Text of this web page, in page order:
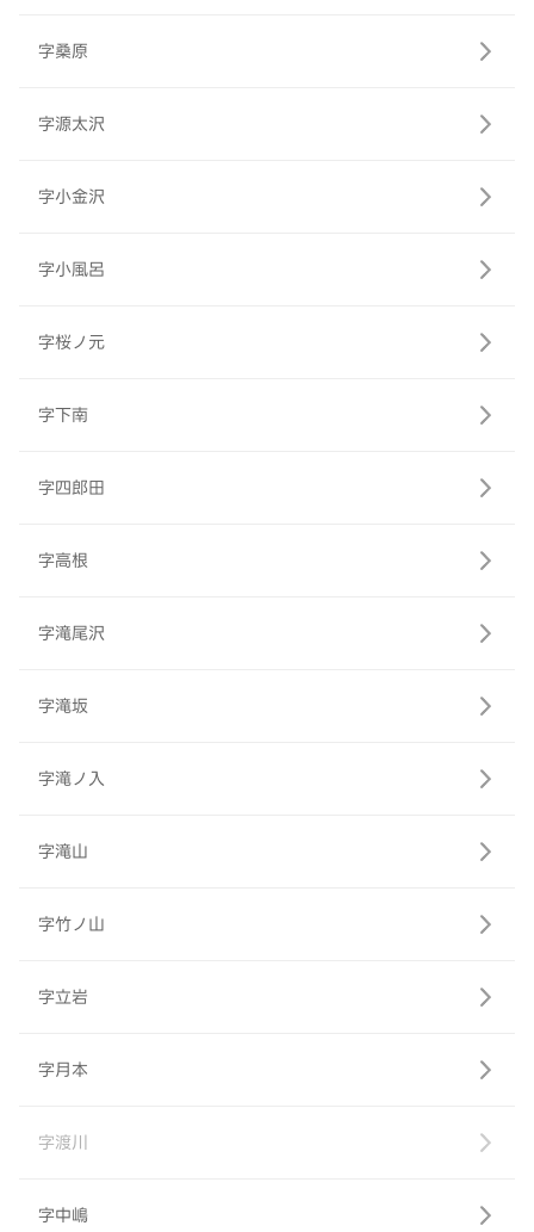
字桑原
字源太沢
字小金沢
字小風呂
字桜ノ元
字下南
字四郎田
字高根
字滝尾沢
字滝坂
字滝ノ入
字滝山
字竹ノ山
字立岩
字月本
字渡川
字中嶋